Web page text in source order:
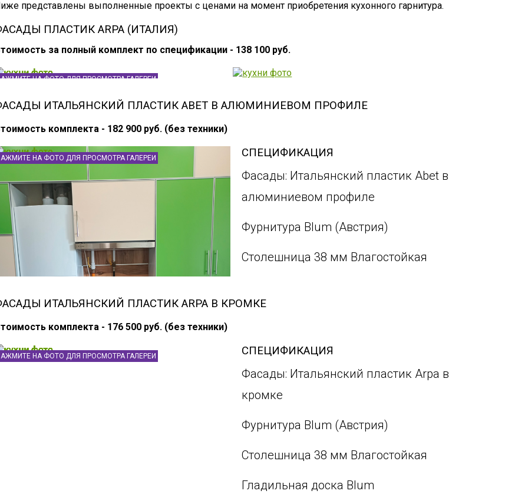
представлены выполненные проекты с ценами на момент приобретения кухонного гарнитура.
ПЛАСТИК ARPA (ИТАЛИЯ)
за полный комплект по спецификации - 138 100 руб.
НА ФОТО ДЛЯ ПРОСМОТРА ГАЛЕРЕИ
ИТАЛЬЯНСКИЙ ПЛАСТИК ABET В АЛЮМИНИЕВОМ ПРОФИЛЕ
комплекта - 182 900 руб. (без техники)
НА ФОТО ДЛЯ ПРОСМОТРА ГАЛЕРЕИ СПЕЦИФИКАЦИЯ
Фасады: Итальянский пластик Abet в
алюминиевом профиле
Фурнитура Blum (Австрия)
Столешница 38 мм Влагостойкая
ИТАЛЬЯНСКИЙ ПЛАСТИК ARPA В КРОМКЕ
комплекта - 176 500 руб. (без техники)
НА ФОТО ДЛЯ ПРОСМОТРА ГАЛЕРЕИ СПЕЦИФИКАЦИЯ
Фасады: Итальянский пластик Arpa в
кромке
Фурнитура Blum (Австрия)
Столешница 38 мм Влагостойкая
Гладильная доска Blum